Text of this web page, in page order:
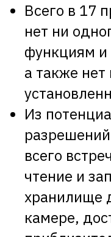
Всего в 17
нет ни
функциям и
а также нет
Из
всего
чтение и
хранилище
камере,